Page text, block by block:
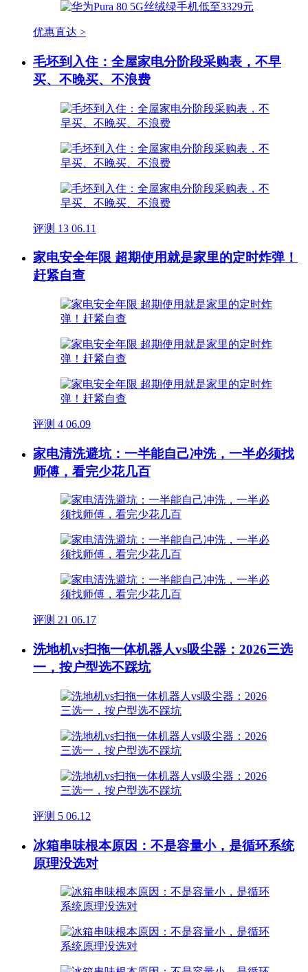
优惠直达 >
毛坯到入住：全屋家电分阶段采购表，不早
买、不晚买、不浪费
评测 13 06.11
家电安全年限 超期使用就是家里的定时炸弹！
赶紧自查
评测 4 06.09
家电清洗避坑：一半能自己冲洗，一半必须找
师傅，看完少花几百
评测 21 06.17
洗地机vs扫拖一体机器人vs吸尘器：2026三选
一，按户型选不踩坑
评测 5 06.12
冰箱串味根本原因：不是容量小，是循环系统
原理没选对